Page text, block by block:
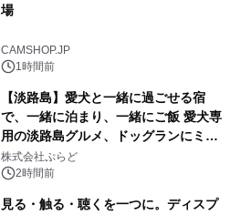
場
CAMSHOP.JP
1時間前
【淡路島】愛犬と一緒に過ごせる宿
で、一緒に泊まり、一緒にご飯 愛犬専
用の淡路島グルメ、ドッグランにミニ
プール グランピングとトレーラーハウ
スの2施設で
株式会社ぷらど
2時間前
見る・触る・聴くを一つに。ディスプ